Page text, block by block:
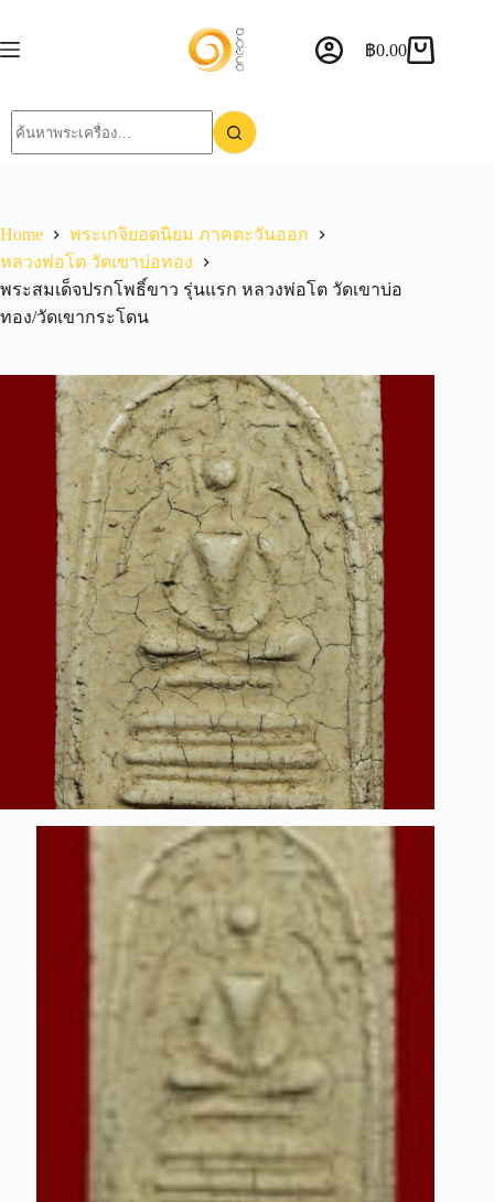
฿0.00
Home
พระเกจิยอดนิยม ภาคตะวันออก
หลวงพ่อโต วัดเขาบ่อทอง
พระสมเด็จปรกโพธิ์ขาว รุ่นแรก หลวงพ่อโต วัดเขาบ่อ
ทอง/วัดเขากระโดน